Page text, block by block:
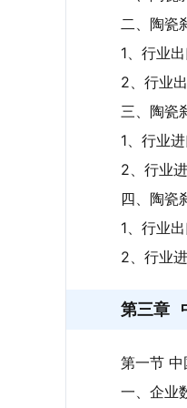
二、陶瓷
1、行业
2、行业
三、陶瓷
1、行业
2、行业
四、陶瓷
1、行业
2、行业
第三章
第一节
一、企业